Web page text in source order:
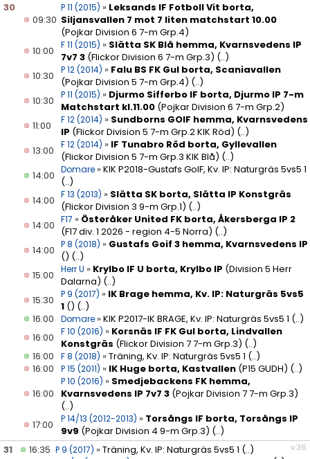
30
09:30
P 11 (2015) » Leksands IF Fotboll Vit borta,
Siljansvallen 7 mot 7 liten matchstart 10.00
(Pojkar Division 6 7-m Grp.4)
10:00
F 11 (2015) » Slätta SK Blå hemma, Kvarnsvedens IP
7v7 3 (Flickor Division 6 7-m Grp.3) (..)
10:30
P 12 (2014) » Falu BS FK Gul borta, Scaniavallen
(Pojkar Division 5 7-m Grp.4) (..)
10:30
P 11 (2015) » Djurmo Sifferbo IF borta, Djurmo IP 7-m
Matchstart kl.11.00 (Pojkar Division 6 7-m Grp.2)
11:00
F 12 (2014) » Sundborns GOIF hemma, Kvarnsvedens
IP (Flickor Division 5 7-m Grp.2 KIK Röd) (..)
13:00
F 12 (2014) » IF Tunabro Röd borta, Gyllevallen
(Flickor Division 5 7-m Grp.3 KIK Blå) (..)
14:00 Domare »KIK P2018-Gustafs GoIF, Kv. IP: Naturgräs 5vs5 1
(..)
14:00 F 13 (2013) » Slätta SK borta, Slätta IP Konstgräs
(Flickor Division 3 9-m Grp.1) (..)
14:00 F17 » Österåker United FK borta, Åkersberga IP 2
(F17 div. 1 2026 - region 4-5 Norra) (..)
14:00 P 8 (2018) » Gustafs Goif 3 hemma, Kvarnsvedens IP
() (..)
15:00
Herr U » Krylbo IF U borta, Krylbo IP (Division 5 Herr
Dalarna) (..)
15:30
P 9 (2017) » IK Brage hemma, Kv. IP: Naturgräs 5vs5
1 () (..)
16:00
Domare »KIK P2017-IK BRAGE, Kv. IP: Naturgräs 5vs5 1 (..)
16:00
F 10 (2016) » Korsnäs IF FK Gul borta, Lindvallen
Konstgräs (Flickor Division 7 7-m Grp.3) (..)
16:00
F 8 (2018) »Träning, Kv. IP: Naturgräs 5vs5 1 (..)
16:00
P 15 (2011) » IK Huge borta, Kastvallen (P15 GUDH) (..)
16:00
P 10 (2016) » Smedjebackens FK hemma,
Kvarnsvedens IP 7v7 3 (Pojkar Division 7 7-m Grp.3)
(..)
17:00
P 14/13 (2012-2013) » Torsångs IF borta, Torsångs IP
9v9 (Pojkar Division 4 9-m Grp.3) (..)
v.36
31 16:35 P 9 (2017) »Träning, Kv. IP: Naturgräs 5vs5 1 (..)